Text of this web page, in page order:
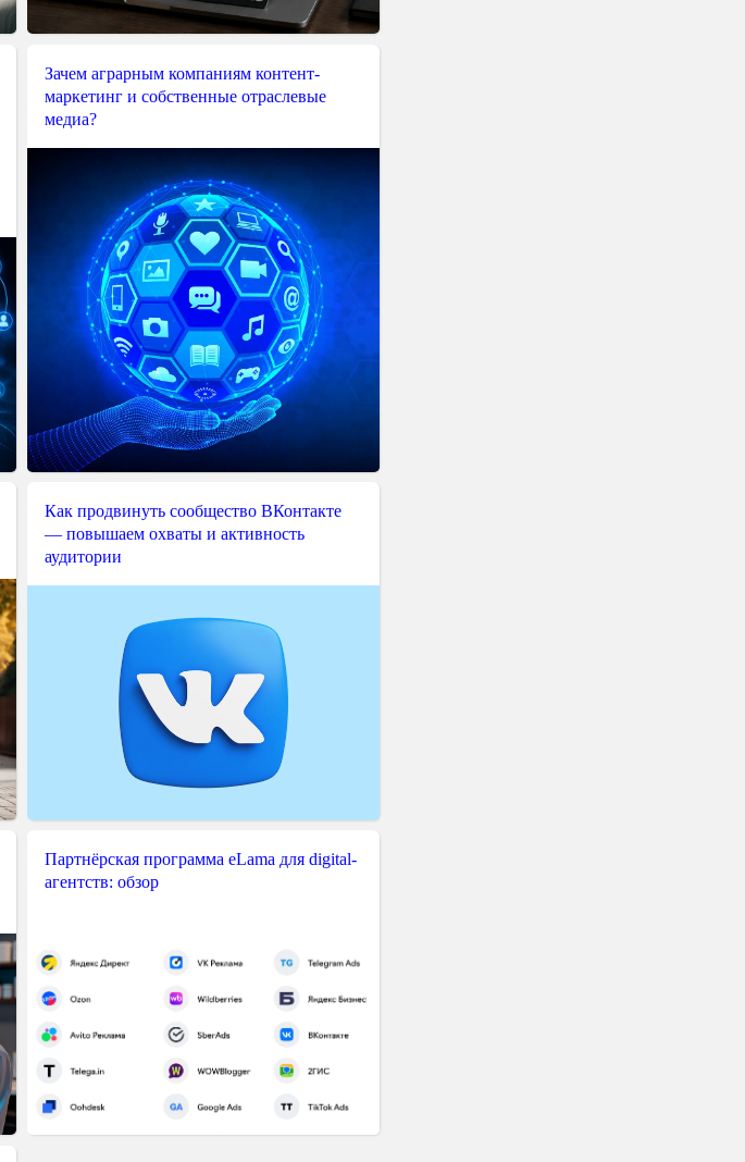
Зачем аграрным компаниям контент-
маркетинг и собственные отраслевые
медиа?
Как продвинуть сообщество ВКонтакте
— повышаем охваты и активность
аудитории
Партнёрская программа eLama для digital-
агентств: обзор